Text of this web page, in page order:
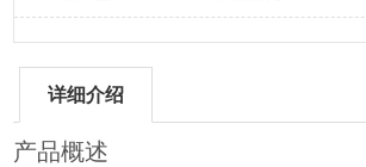
详细介绍
产品概述